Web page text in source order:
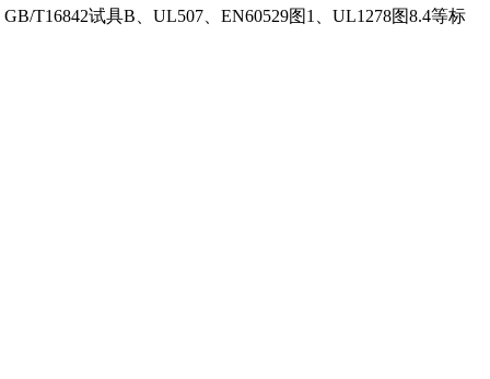
T16842试具B、UL507、EN60529图1、UL1278图8.4等标